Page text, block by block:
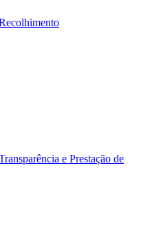
e Prestação de